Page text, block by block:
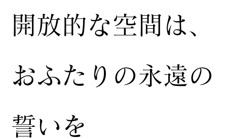
開放的な空間は、
おふたりの永遠の
誓いを